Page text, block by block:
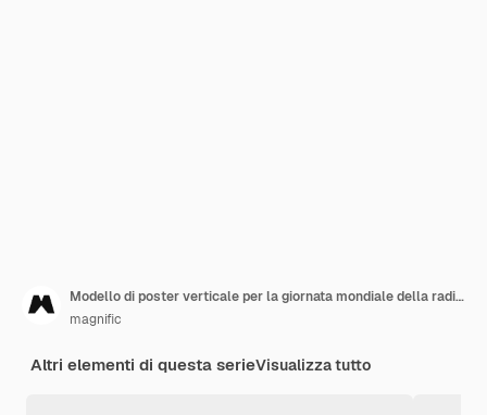
Modello di poster verticale per la giornata mondiale della radio con emittente e microfono
magnific
Altri elementi di questa serieVisualizza tutto